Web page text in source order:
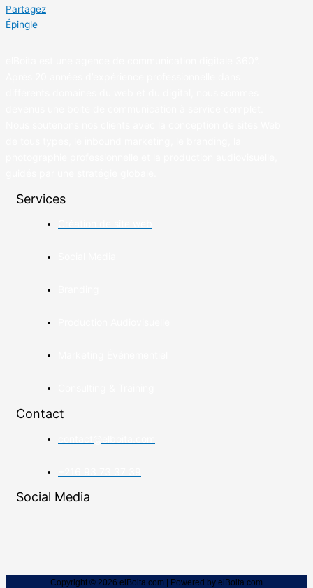
Partagez
Épingle
Services
Contact
Social Media
Copyright © 2026 elBoita.com | Powered by elBoita.com